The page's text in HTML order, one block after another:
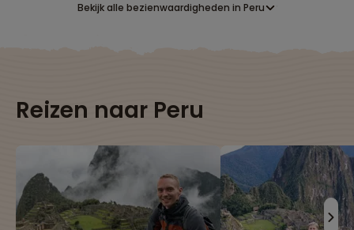
Huayhuash
Lees meer over Cuzco
Lees meer over Het Titicacameer
Bekijk alle bezienwaardigheden in Peru
Reizen naar Peru